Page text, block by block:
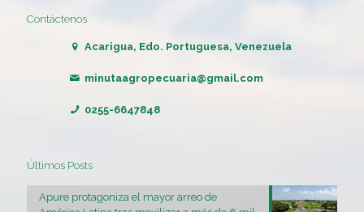
Contáctenos
Acarigua, Edo. Portuguesa, Venezuela
minutaagropecuaria@gmail.com
0255-6647848
Últimos Posts
Apure protagoniza el mayor arreo de